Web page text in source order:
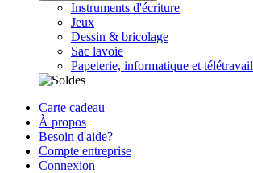
Instruments d'écriture
Jeux
Dessin & bricolage
Sac lavoie
Papeterie, informatique et télétravail
Carte cadeau
À propos
Besoin d'aide?
Compte entreprise
Connexion